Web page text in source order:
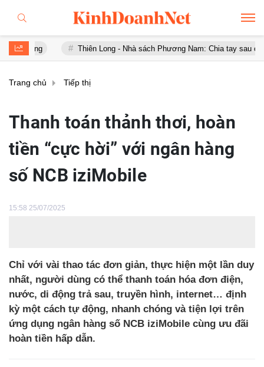
Thiên Long - Nhà sách Phương Nam: Chia tay sau chưa đầy 1
Trang chủ Tiếp thị
Thanh toán thảnh thơi, hoàn
tiền “cực hời” với ngân hàng
số NCB iziMobile
15:58 25/07/2025
Chỉ với vài thao tác đơn giản, thực hiện một lần duy
nhất, người dùng có thể thanh toán hóa đơn điện,
nước, di động trả sau, truyền hình, internet… định
kỳ một cách tự động, nhanh chóng và tiện lợi trên
ứng dụng ngân hàng số NCB iziMobile cùng ưu đãi
hoàn tiền hấp dẫn.